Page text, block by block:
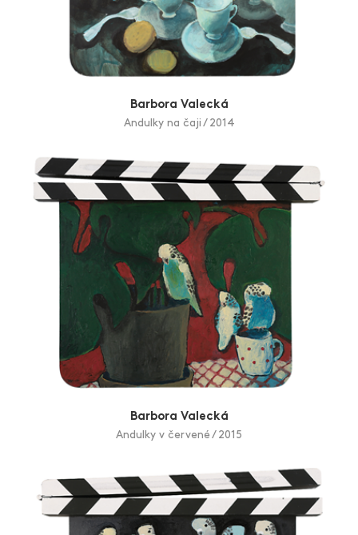
Barbora Valecká
Andulky na čaji / 2014
Barbora Valecká
Andulky v červené / 2015